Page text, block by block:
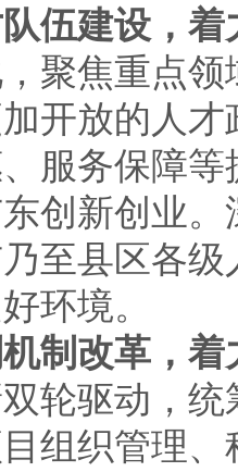
伍建设，
聚焦重点
开放的人
服务保障
创新创业
至县区各
环境。
制改革，
轮驱动，
组织管理